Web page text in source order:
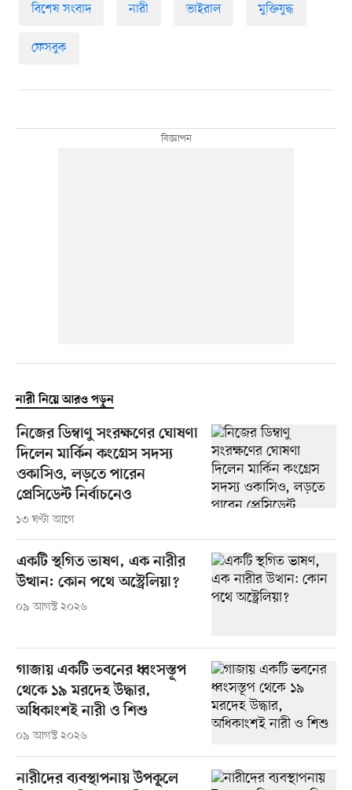
বিশেষ সংবাদ নারী ভাইরাল মুক্তিযুদ্ধ
ফেসবুক
নারী নিয়ে আরও পড়ুন
নিজের ডিম্বাণু সংরক্ষণের ঘোষণা
দিলেন মার্কিন কংগ্রেস সদস্য
ওকাসিও, লড়তে পারেন
প্রেসিডেন্ট নির্বাচনেও
১৩ ঘণ্টা আগে
একটি স্থগিত ভাষণ, এক নারীর
উত্থান: কোন পথে অস্ট্রেলিয়া?
০৯ আগস্ট ২০২৬
গাজায় একটি ভবনের ধ্বংসস্তূপ
থেকে ১৯ মরদেহ উদ্ধার,
অধিকাংশই নারী ও শিশু
০৯ আগস্ট ২০২৬
নারীদের ব্যবস্থাপনায় উপকূলে